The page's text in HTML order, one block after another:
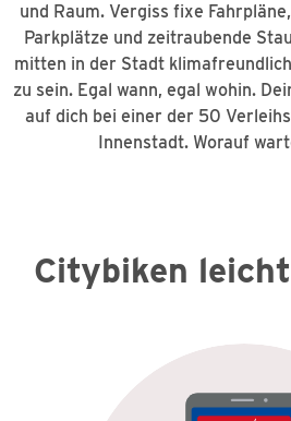
und Raum. Vergiss fixe
Parkplätze und zeitraubende
mitten in der Stadt
zu sein. Egal wann, egal wohin.
auf dich bei einer der 50
Innenstadt. Worauf
Citybiken